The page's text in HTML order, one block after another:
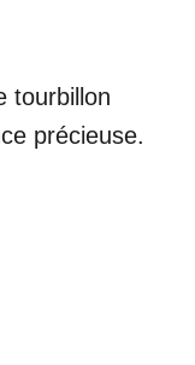
tourbillon
précieuse.